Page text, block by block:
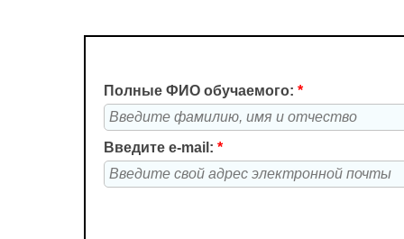
Полные ФИО обучаемого: *
Введите e-mail: *